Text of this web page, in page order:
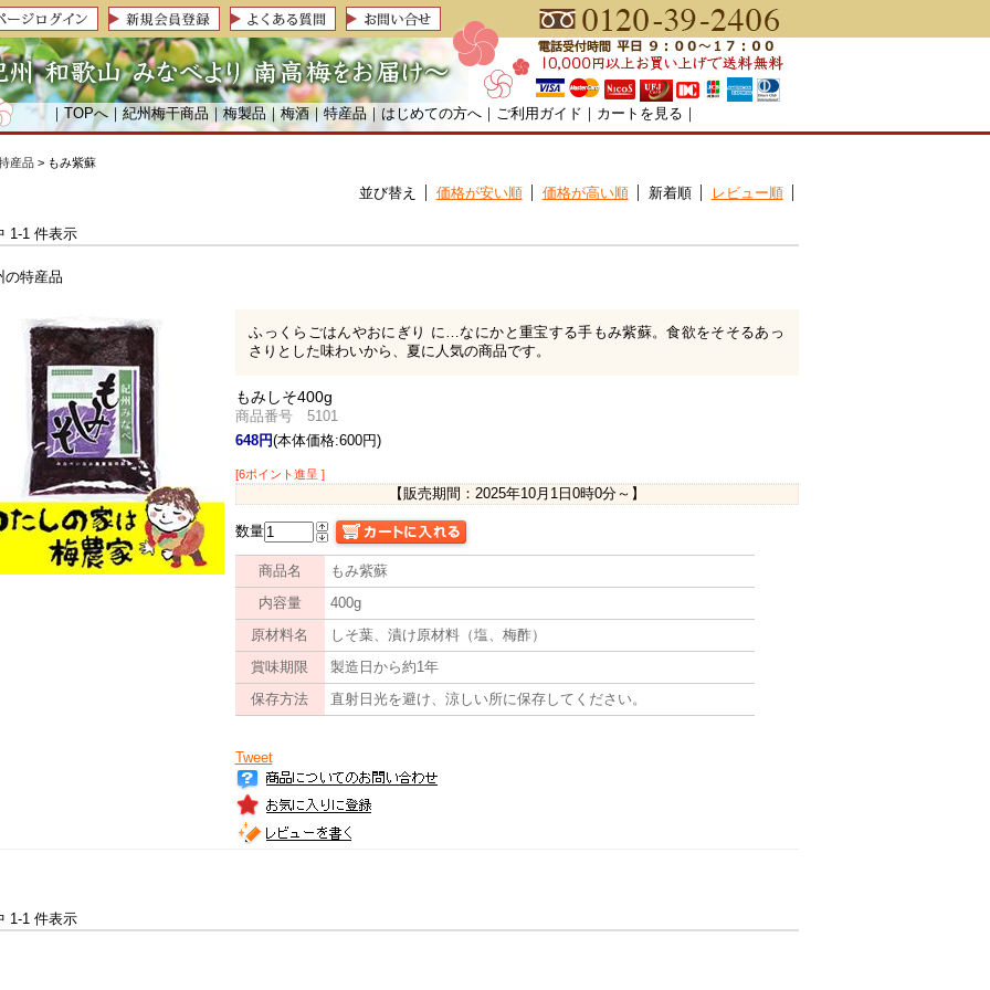
｜TOPへ｜紀州梅干商品 ｜梅製品｜ 梅酒｜ 特産品｜ はじめての方へ ｜ ご利用ガイド ｜ カートを見る ｜
産品> もみ紫蘇
並び替え 価格が安い順 価格が高い順 新着順 レビュー順
1-1 件表示
ふっくらごはんやおにぎり に…なにかと重宝する手もみ紫蘇。食欲をそそるあっ
さりとした味わいから、夏に人気の商品です。
もみしそ400g
商品番号 5101
648円(本体価格:600円)
[6ポイント進呈 ]
【販売期間： 2025年10月1日0時0分～】
数量
商品名
もみ紫蘇
内容量
400g
原材料名
しそ葉、漬け原材料（塩、梅酢）
賞味期限
製造日から約1年
保存方法
直射日光を避け、涼しい所に保存してください。
Tweet
1-1 件表示